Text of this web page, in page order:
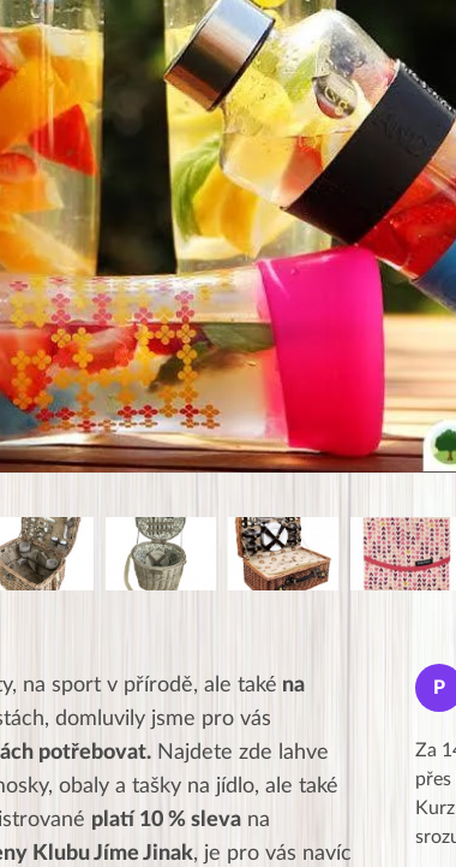
na sport v přírodě, ale také na
domluvily jsme pro vás
potřebovat. Najdete zde lahve
obaly a tašky na jídlo, ale také
platí 10 % sleva na
Klubu Jíme Jinak, je pro vás navíc
J
Jana
Moc Vám všem děkuji za krásný pátek,
obzvlášť velké poděkování, obdiv a
uznání pro hlavní dvojici Peťa a Gábi!! 👏
P
Za